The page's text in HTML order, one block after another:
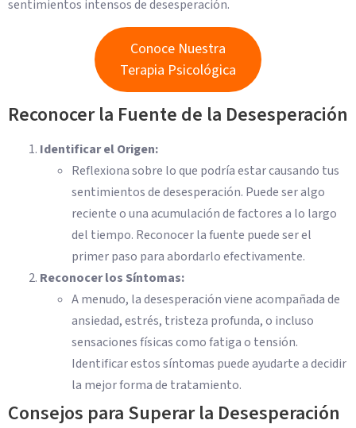
sentimientos intensos de desesperación.
Conoce Nuestra
Terapia Psicológica
Reconocer la Fuente de la Desesperación
Identificar el Origen:
Reflexiona sobre lo que podría estar causando tus
sentimientos de desesperación. Puede ser algo
reciente o una acumulación de factores a lo largo
del tiempo. Reconocer la fuente puede ser el
primer paso para abordarlo efectivamente.
Reconocer los Síntomas:
A menudo, la desesperación viene acompañada de
ansiedad, estrés, tristeza profunda, o incluso
sensaciones físicas como fatiga o tensión.
Identificar estos síntomas puede ayudarte a decidir
la mejor forma de tratamiento.
Consejos para Superar la Desesperación